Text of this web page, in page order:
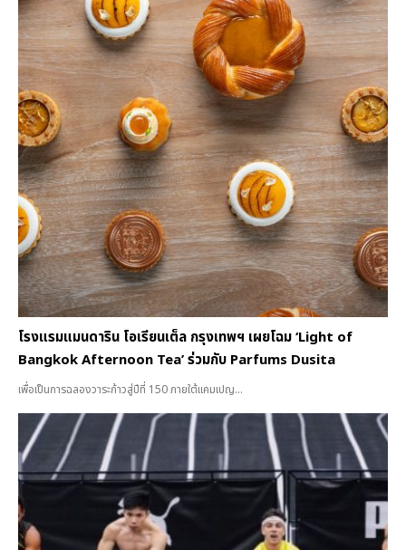
โรงแรมแมนดาริน โอเรียนเต็ล กรุงเทพฯ เผยโฉม ‘Light of
Bangkok Afternoon Tea’ ร่วมกับ Parfums Dusita
เพื่อเป็นการฉลองวาระก้าวสู่ปีที่ 150 ภายใต้แคมเปญ...